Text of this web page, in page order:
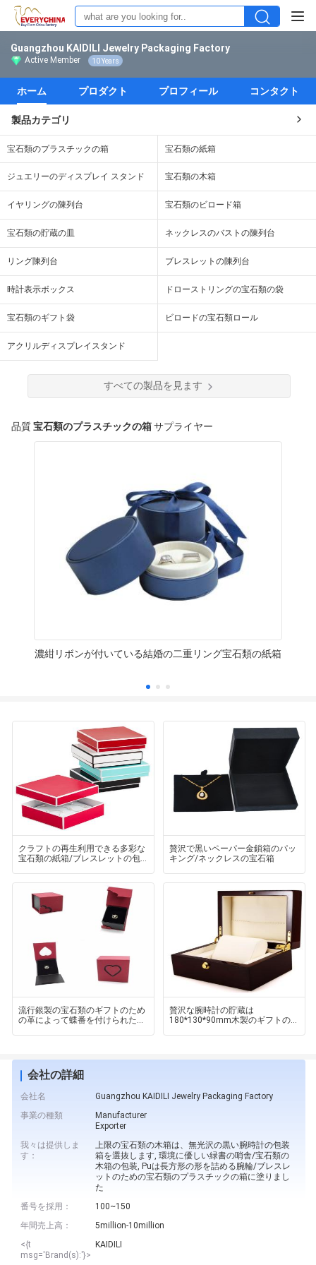
Guangzhou KAIDILI Jewelry Packaging Factory
Active Member 10 Years
ホーム プロダクト プロフィール コンタクト
製品カテゴリ
宝石類のプラスチックの箱 宝石類の紙箱
ジュエリーのディスプレイ スタンド 宝石類の木箱
イヤリングの陳列台 宝石類のビロード箱
宝石類の貯蔵の皿 ネックレスのバストの陳列台
リング陳列台 ブレスレットの陳列台
時計表示ボックス ドローストリングの宝石類の袋
宝石類のギフト袋 ビロードの宝石類ロール
アクリルディスプレイスタンド
すべての製品を見ます
品質宝石類のプラスチックの箱サプライヤー
濃紺リボンが付いている結婚の二重リング宝石類の紙箱
クラフトの再生利用できる多彩な
宝石類の紙箱/ブレスレットの包
贅沢で黒いペーパー金鎖箱のパッ
キング/ネックレスの宝石箱
流行銀製の宝石類のギフトのため
の革によって蝶番を付けられたペ
贅沢な腕時計の貯蔵は
180*130*90mm木製のギフトの
会社の詳細
会社名
Guangzhou KAIDILI Jewelry Packaging Factory
事業の種類
Manufacturer
Exporter
我々は提供しま
す：
上限の宝石類の木箱は、無光沢の黒い腕時計の包装
箱を選抜します, 環境に優しい緑書の哨舎/宝石類の
木箱の包装, Puは長方形の形を詰める腕輪/ブレスレ
ットのための宝石類のプラスチックの箱に塗りまし
た
番号を採用：
100~150
年間売上高：
5million-10million
<{t
msg='Brand(s):'}>
KAIDILI